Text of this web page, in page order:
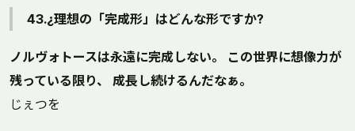
43.¿理想の「完成形」はどんな形ですか?
ノルヴォトースは永遠に完成しない。 この世界に想像力が
残っている限り、 成長し続けるんだなぁ。
じぇつを